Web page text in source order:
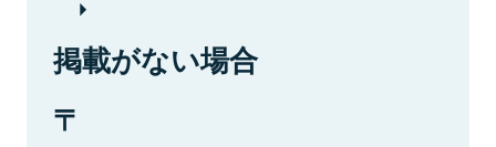
掲載がない場合